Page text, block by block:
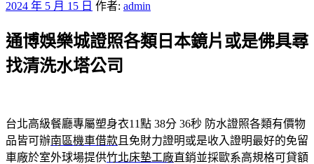
發
於
2024 年 5 月 15 日 作者: admin
通博娛樂城證照各類日本鏡片或是佛具尋
找清洗水塔公司
台北高級餐廳專屬塑身衣11點 38分 36秒 防水證照各類有價物
品皆可辦南區機車借款 且免財力證明或是收入證明最好的免留
車廠於室外球場提供竹北床墊工廠直銷並採歐系高規格可貸額